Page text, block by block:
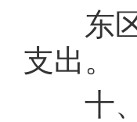
东区
支出。
十、